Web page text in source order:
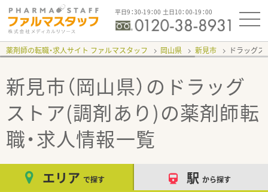
平日9：30-19：00 土日10：00-19：00
薬剤師の転職・求人サイト ファルマスタッフ 岡山県 新見市 ドラッグ
新見市（岡山県）のドラッグ
ストア(調剤あり)の薬剤師転
職・求人情報一覧
エリア で探す 駅 から探す